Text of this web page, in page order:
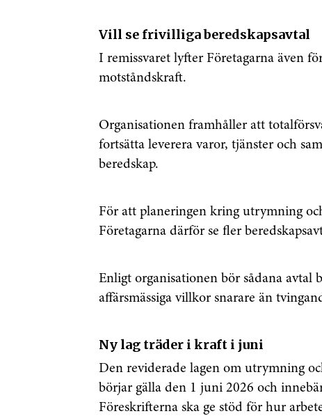
Vill se frivilliga beredskapsavtal
I remissvaret lyfter Företagarna även
motståndskraft.
Organisationen framhåller att
fortsätta leverera varor, tjänster och
beredskap.
För att planeringen kring utrymning
Företagarna därför se fler
Enligt organisationen bör sådana
affärsmässiga villkor snarare än
Ny lag träder i kraft i juni
Den reviderade lagen om utrymning
börjar gälla den 1 juni 2026 och
Föreskrifterna ska ge stöd för hur
Få den
Anmäl dig till
Genom att klicka på
sparar och
integritetspolicy.